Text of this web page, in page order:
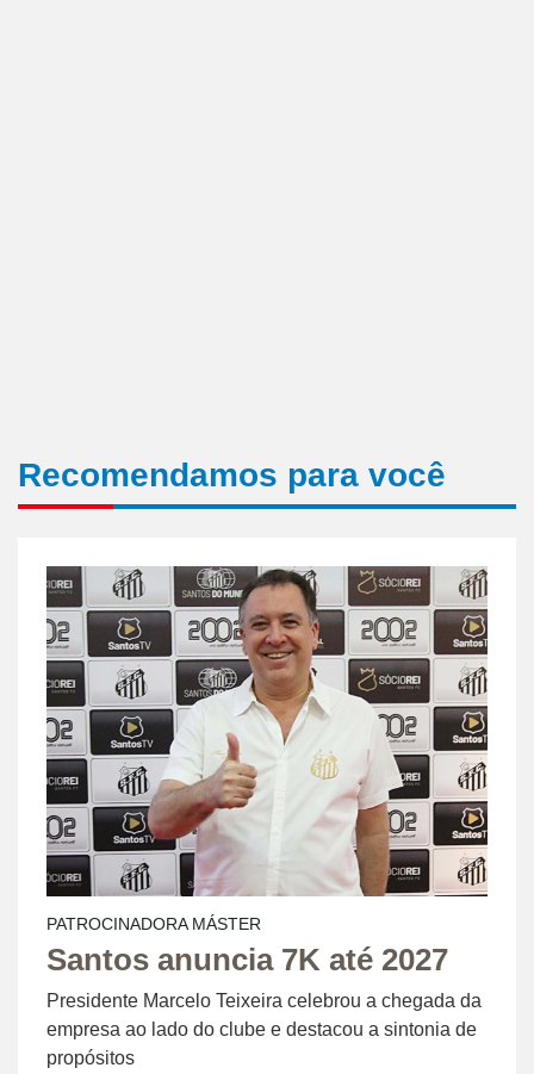
Recomendamos para você
PATROCINADORA MÁSTER
Santos anuncia 7K até 2027
Presidente Marcelo Teixeira celebrou a chegada da
empresa ao lado do clube e destacou a sintonia de
propósitos